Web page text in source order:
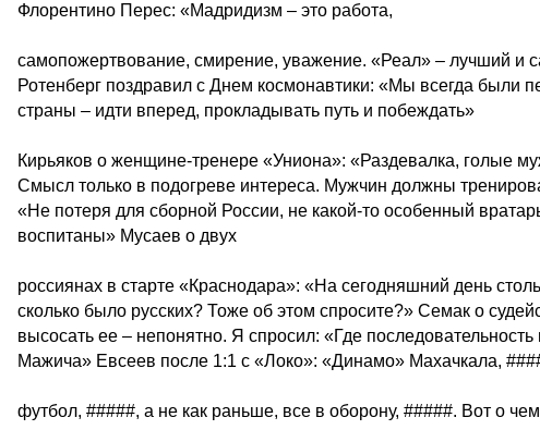
Флорентино Перес: «Мадридизм – это работа,
самопожертвование, смирение, уважение. «Реал» – лучший и
Ротенберг поздравил с Днем космонавтики: «Мы всегда
страны – идти вперед, прокладывать путь и побеждать»
Кирьяков о женщине-тренере «Униона»: «Раздевалка, голые
Смысл только в подогреве интереса. Мужчин должны
«Не потеря для сборной России, не какой-то особенный
воспитаны» Мусаев о двух
россиянах в старте «Краснодара»: «На сегодняшний день
сколько было русских? Тоже об этом спросите?» Семак о
высосать ее – непонятно. Я спросил: «Где
Мажича» Евсеев после 1:1 с «Локо»: «Динамо» Махачкала,
футбол, #####, а не как раньше, все в оборону, #####. Вот о